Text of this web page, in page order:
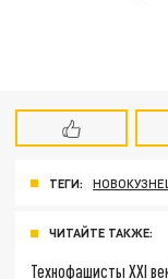
ТЕГИ:
ЧИТАЙТЕ ТАКЖЕ:
Технофашисты XXI